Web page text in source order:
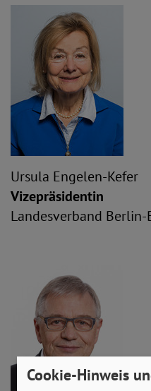
Ursula Engelen-Kefer
Vizepräsidentin
Landesverband
Cookie-Hinweis